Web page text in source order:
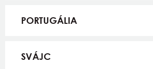
PORTUGÁLIA
SVÁJC